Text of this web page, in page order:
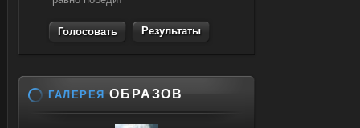
Результаты
ГАЛЕРЕЯ ОБРАЗОВ